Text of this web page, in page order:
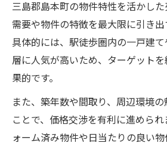
三島郡島本町の物件特性を活かし
需要や物件の特徴を最大限に引き出
具体的には、駅徒歩圏内の一戸建
層に人気が高いため、ターゲット
果的です。
また、築年数や間取り、周辺環境
ことで、価格交渉を有利に進めら
ォーム済み物件や日当たりの良い